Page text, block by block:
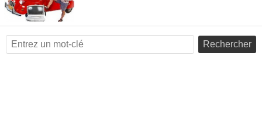
Rechercher